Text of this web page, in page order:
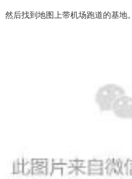
然后找到地图上带机场跑道的基地。